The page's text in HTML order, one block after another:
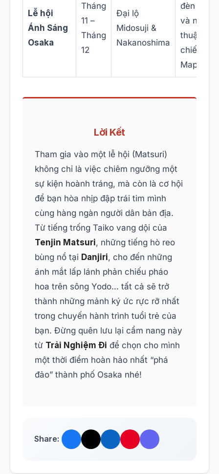
Lễ hội
Ánh Sáng
Osaka
Tháng
11 –
Tháng
12
Đại lộ
Midosuji &
Nakanoshima
đèn LED
và nghệ
thuật
chiếu 3D
Mapping.
Lời Kết
Tham gia vào một lễ hội (Matsuri)
không chỉ là việc chiêm ngưỡng một
sự kiện hoành tráng, mà còn là cơ hội
để bạn hòa nhịp đập trái tim mình
cùng hàng ngàn người dân bản địa.
Từ tiếng trống Taiko vang dội của
Tenjin Matsuri, những tiếng hò reo
bùng nổ tại Danjiri, cho đến những
ánh mắt lấp lánh phản chiếu pháo
hoa trên sông Yodo… tất cả sẽ trở
thành những mảnh ký ức rực rỡ nhất
trong chuyến hành trình tuổi trẻ của
bạn. Đừng quên lưu lại cẩm nang này
từ Trải Nghiệm Đi để chọn cho mình
một thời điểm hoàn hảo nhất “phá
đảo” thành phố Osaka nhé!
Share: